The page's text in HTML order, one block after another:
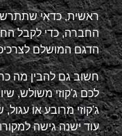
ראשית, כדאי
החברה, כדי לקבל
הדגם המושלם
חשוב גם להבין מה
לכם ג'קוזי משולש,
ג'קוזי מרובע או
עוד ישנה גישה